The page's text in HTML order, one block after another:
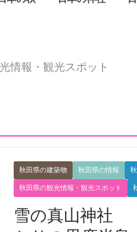
情報・観光スポット
秋田県の建築物 秋田県の情報
秋田県の観光情報・観光スポット
雪の真山神社